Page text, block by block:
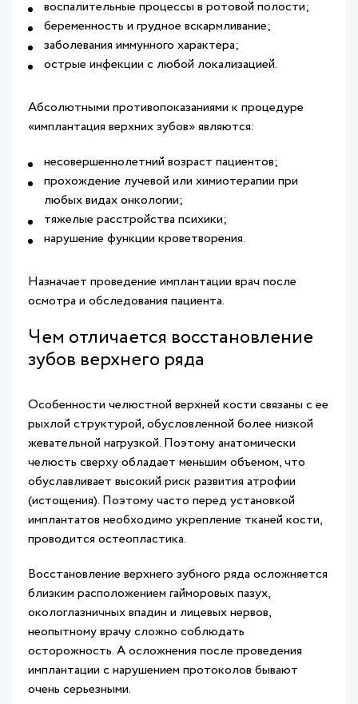
воспалительные процессы в ротовой полости;
беременность и грудное вскармливание;
заболевания иммунного характера;
острые инфекции с любой локализацией.
Абсолютными противопоказаниями к процедуре
«имплантация верхних зубов» являются:
несовершеннолетний возраст пациентов;
прохождение лучевой или химиотерапии при
любых видах онкологии;
тяжелые расстройства психики;
нарушение функции кроветворения.
Назначает проведение имплантации врач после
осмотра и обследования пациента.
Чем отличается восстановление
зубов верхнего ряда
Особенности челюстной верхней кости связаны с ее
рыхлой структурой, обусловленной более низкой
жевательной нагрузкой. Поэтому анатомически
челюсть сверху обладает меньшим объемом, что
обуславливает высокий риск развития атрофии
(истощения). Поэтому часто перед установкой
имплантатов необходимо укрепление тканей кости,
проводится остеопластика.
Восстановление верхнего зубного ряда осложняется
близким расположением гайморовых пазух,
окологлазничных впадин и лицевых нервов,
неопытному врачу сложно соблюдать
осторожность. А осложнения после проведения
имплантации с нарушением протоколов бывают
очень серьезными.